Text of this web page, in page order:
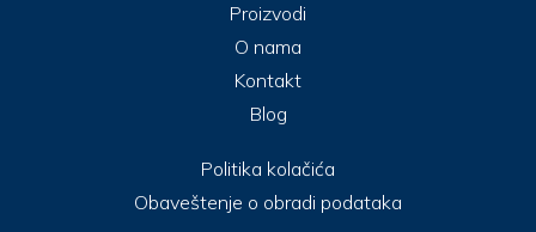
Proizvodi
O nama
Kontakt
Blog
Politika kolačića
Obaveštenje o obradi podataka